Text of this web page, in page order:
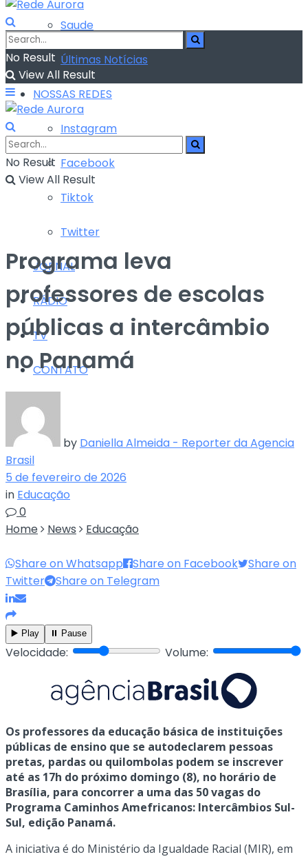
Saude
Últimas Notícias
NOSSAS REDES
Instagram
Facebook
Tiktok
Twitter
JORNAL
RÁDIO
TV
CONTATO
No Result
View All Result
No Result
View All Result
Programa leva
professores de escolas
públicas a intercâmbio
no Panamá
by Daniella Almeida - Reporter da Agencia
Brasil
5 de fevereiro de 2026
in Educação
0
Home
News Educação
Share on Whatsapp Share on Facebook
Share on
Twitter
Share on Telegram
▶️ Play ⏸️ Pause
Velocidade: Volume:
Os professores da educação básica de instituições
públicas de ensino que se autodeclarem pessoas
pretas, pardas ou quilombolas podem se inscrever
até as 17h do próximo domingo (8), no horário de
Brasília, para concorrer a uma das 50 vagas do
Programa Caminhos Amefricanos: Intercâmbios Sul-
Sul, edição Panamá.
A iniciativa é do Ministério da Igualdade Racial (MIR), em